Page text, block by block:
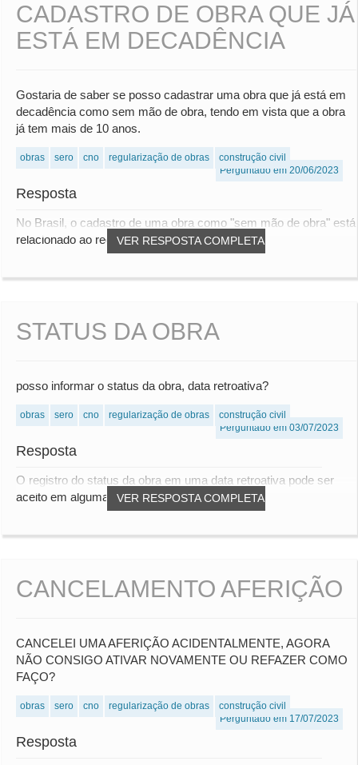
CADASTRO DE OBRA QUE JÁ
ESTÁ EM DECADÊNCIA
Gostaria de saber se posso cadastrar uma obra que já está em
decadência como sem mão de obra, tendo em vista que a obra
já tem mais de 10 anos.
obras sero cno regularização de obras
construção civil
Perguntado em 20/06/2023
Resposta
VER RESPOSTA COMPLETA
No Brasil, o cadastro de uma obra como "sem mão de obra" está
relacionado ao regime de matrícula e c...
STATUS DA OBRA
posso informar o status da obra, data retroativa?
obras sero cno regularização de obras
construção civil
Perguntado em 03/07/2023
Resposta
VER RESPOSTA COMPLETA
O registro do status da obra em uma data retroativa pode ser
aceito em algumas circunstâncias especí...
CANCELAMENTO AFERIÇÃO
CANCELEI UMA AFERIÇÃO ACIDENTALMENTE, AGORA
NÃO CONSIGO ATIVAR NOVAMENTE OU REFAZER COMO
FAÇO?
obras sero cno regularização de obras
construção civil
Perguntado em 17/07/2023
Resposta